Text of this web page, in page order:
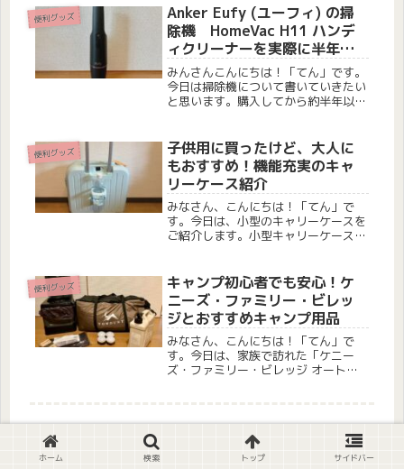
近まで暑さ対策として首を冷やすアイ
スクールリングを使っていました。
CIC...
便利グッズ
Anker Eufy (ユーフィ) の掃
除機 HomeVac H11 ハンデ
ィクリーナーを実際に半年以
上使ってみた！レビュー
みんさんこんにちは！「てん」です。
今日は掃除機について書いていきたい
と思います。購入してから約半年以上
います。こんな方にオススメ 広範囲
ではなく、ちょこっと掃除機をかけた
い...
便利グッズ
子供用に買ったけど、大人に
もおすすめ！機能充実のキャ
リーケース紹介
みなさん、こんにちは！「てん」で
す。今日は、小型のキャリーケースを
ご紹介します。小型キャリーケース今
ス 機内持ち込み キャリーバッグ 小型
スーツケース s キッズキャリ...
便利グッズ
キャンプ初心者でも安心！ケ
ニーズ・ファミリー・ビレッ
ジとおすすめキャンプ用品
みなさん、こんにちは！「てん」で
す。今日は、家族で訪れた「ケニー
ズ・ファミリー・ビレッジ オートキ
に興味がある方 ツールームテントを
ホーム 検索 トップ サイドバー